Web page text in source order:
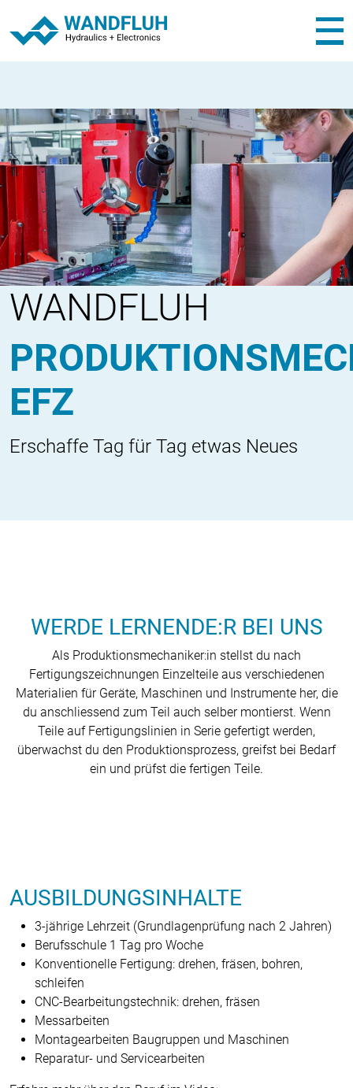
WANDFLUH
EFZ
Erschaffe Tag für Tag etwas Neues
WERDE LERNENDE:R BEI UNS
Als Produktionsmechaniker:in stellst du nach
Fertigungszeichnungen Einzelteile aus verschiedenen
Materialien für Geräte, Maschinen und Instrumente her, die
du anschliessend zum Teil auch selber montierst. Wenn
Teile auf Fertigungslinien in Serie gefertigt werden,
überwachst du den Produktionsprozess, greifst bei Bedarf
ein und prüfst die fertigen Teile.
AUSBILDUNGSINHALTE
3-jährige Lehrzeit (Grundlagenprüfung nach 2 Jahren)
Berufsschule 1 Tag pro Woche
Konventionelle Fertigung: drehen, fräsen, bohren,
schleifen
CNC-Bearbeitungstechnik: drehen, fräsen
Messarbeiten
Montagearbeiten Baugruppen und Maschinen
Reparatur- und Servicearbeiten